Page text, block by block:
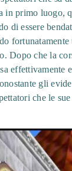
primo luogo,
di essere
Dopo che la
gli
che le